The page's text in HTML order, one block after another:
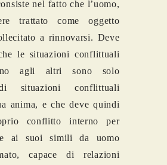
nel fatto che l’uomo,
trattato come oggetto
a rinnovarsi. Deve
le situazioni conflittuali
agli altri sono solo
di situazioni conflittuali
anima, e che deve quindi
conflitto interno per
ai suoi simili da uomo
capace di relazioni